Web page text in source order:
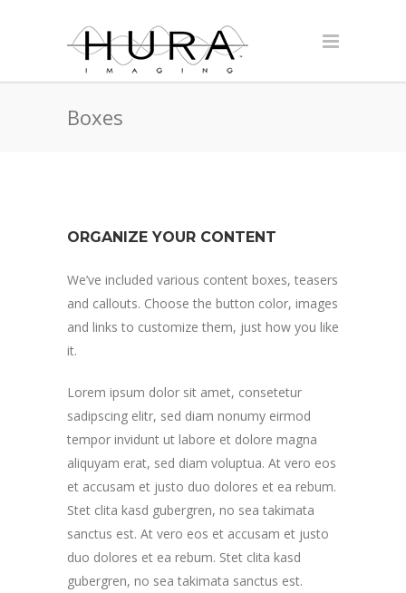
Boxes
ORGANIZE YOUR CONTENT
We’ve included various content boxes, teasers
and callouts. Choose the button color, images
and links to customize them, just how you like
it.
Lorem ipsum dolor sit amet, consetetur
sadipscing elitr, sed diam nonumy eirmod
tempor invidunt ut labore et dolore magna
aliquyam erat, sed diam voluptua. At vero eos
et accusam et justo duo dolores et ea rebum.
Stet clita kasd gubergren, no sea takimata
sanctus est. At vero eos et accusam et justo
duo dolores et ea rebum. Stet clita kasd
gubergren, no sea takimata sanctus est.